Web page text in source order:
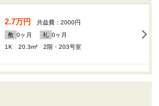
2.7万円
共益費：2000円
敷 0ヶ月 礼 0ヶ月
1K 20.3m²
2階・203号室